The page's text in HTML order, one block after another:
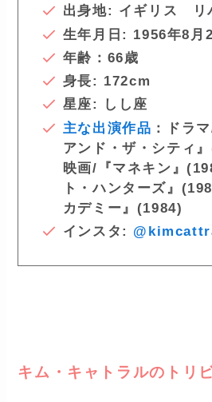
出身地: イギリス リ
生年月日: 1956年8月
年齢：66歳
身長: 172cm
星座: しし座
主な出演作品 ：ドラ
アンド・ザ・シティ
映画/『マネキン』
ト・ハンターズ』
カデミー』(1984)
インスタ:
キム・キャトラルのトリ